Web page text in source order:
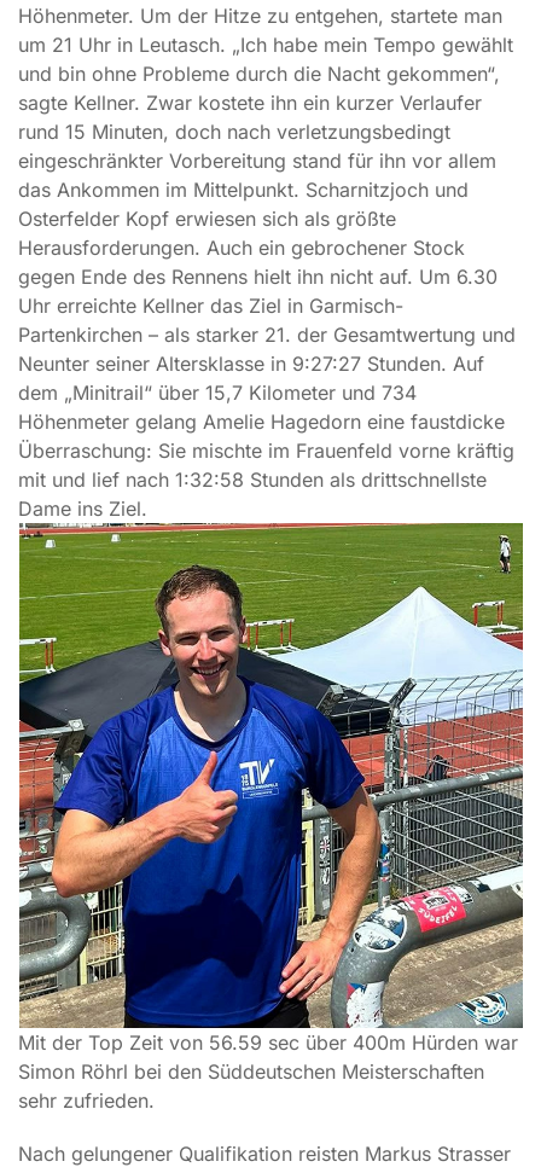
Höhenmeter. Um der Hitze zu entgehen, startete man
um 21 Uhr in Leutasch. „Ich habe mein Tempo gewählt
und bin ohne Probleme durch die Nacht gekommen“,
sagte Kellner. Zwar kostete ihn ein kurzer Verlaufer
rund 15 Minuten, doch nach verletzungsbedingt
eingeschränkter Vorbereitung stand für ihn vor allem
das Ankommen im Mittelpunkt. Scharnitzjoch und
Osterfelder Kopf erwiesen sich als größte
Herausforderungen. Auch ein gebrochener Stock
gegen Ende des Rennens hielt ihn nicht auf. Um 6.30
Uhr erreichte Kellner das Ziel in Garmisch-
Partenkirchen – als starker 21. der Gesamtwertung und
Neunter seiner Altersklasse in 9:27:27 Stunden. Auf
dem „Minitrail“ über 15,7 Kilometer und 734
Höhenmeter gelang Amelie Hagedorn eine faustdicke
Überraschung: Sie mischte im Frauenfeld vorne kräftig
mit und lief nach 1:32:58 Stunden als drittschnellste
Dame ins Ziel.
Mit der Top Zeit von 56.59 sec über 400m Hürden war
Simon Röhrl bei den Süddeutschen Meisterschaften
sehr zufrieden.
Nach gelungener Qualifikation reisten Markus Strasser